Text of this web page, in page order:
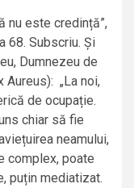
nu este credință”,
68. Subscriu. Și
Dumnezeu de
Aureus): „La noi,
de ocupație.
chiar să fie
neamului,
complex, poate
puțin mediatizat.